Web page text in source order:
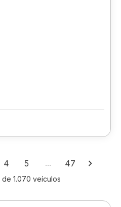
4 5 … 47
de 1.070 veículos